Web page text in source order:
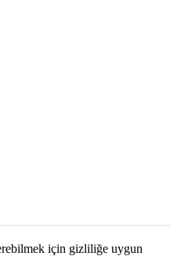
için gizliliğe uygun